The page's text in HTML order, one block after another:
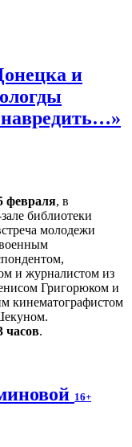
и
навредить…»
февраля, в
библиотеки
молодежи
и журналистом из
Григорюком и
кинематографистом
часов.
16+